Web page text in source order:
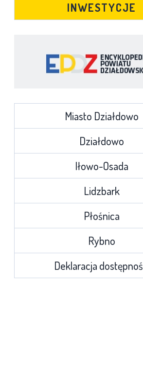
INWESTYCJE
Miasto Działdowo
Działdowo
Iłowo-Osada
Lidzbark
Płośnica
Rybno
Deklaracja